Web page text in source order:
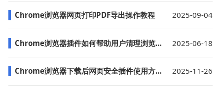
Chrome浏览器网页打印PDF导出操作教程 2025-09-04
Chrome浏览器插件如何帮助用户清理浏览数据 2025-06-18
Chrome浏览器下载后网页安全插件使用方法 2025-11-26